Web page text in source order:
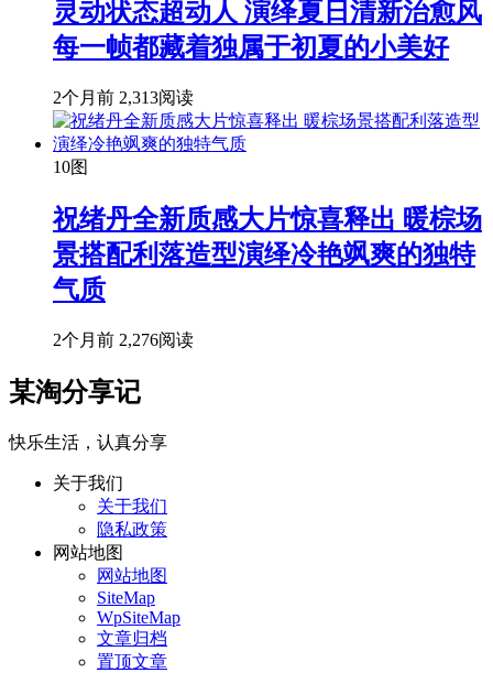
灵动状态超动人 演绎夏日清新治愈风
每一帧都藏着独属于初夏的小美好
2个月前 2,313阅读
10图
祝绪丹全新质感大片惊喜释出 暖棕场
景搭配利落造型演绎冷艳飒爽的独特
气质
2个月前 2,276阅读
某淘分享记
快乐生活，认真分享
关于我们
关于我们
隐私政策
网站地图
网站地图
SiteMap
WpSiteMap
文章归档
置顶文章